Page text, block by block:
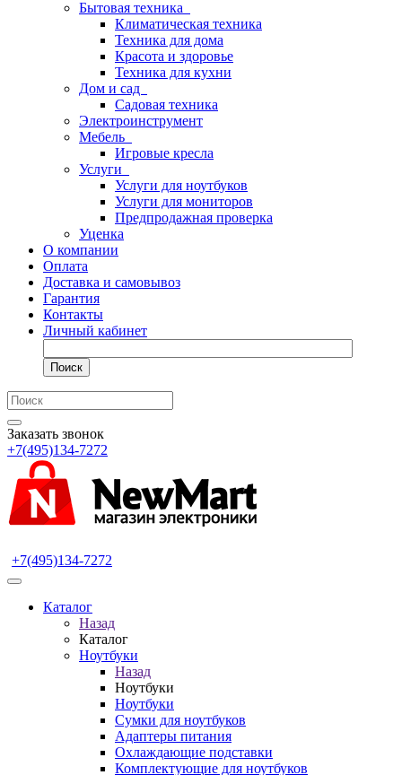
Бытовая техника
Климатическая техника
Техника для дома
Красота и здоровье
Техника для кухни
Дом и сад
Садовая техника
Электроинструмент
Мебель
Игровые кресла
Услуги
Услуги для ноутбуков
Услуги для мониторов
Предпродажная проверка
Уценка
О компании
Оплата
Доставка и самовывоз
Гарантия
Контакты
Личный кабинет
Поиск
Заказать звонок
+7(495)134-7272
+7(495)134-7272
Каталог
Назад
Каталог
Ноутбуки
Назад
Ноутбуки
Ноутбуки
Сумки для ноутбуков
Адаптеры питания
Охлаждающие подставки
Комплектующие для ноутбуков